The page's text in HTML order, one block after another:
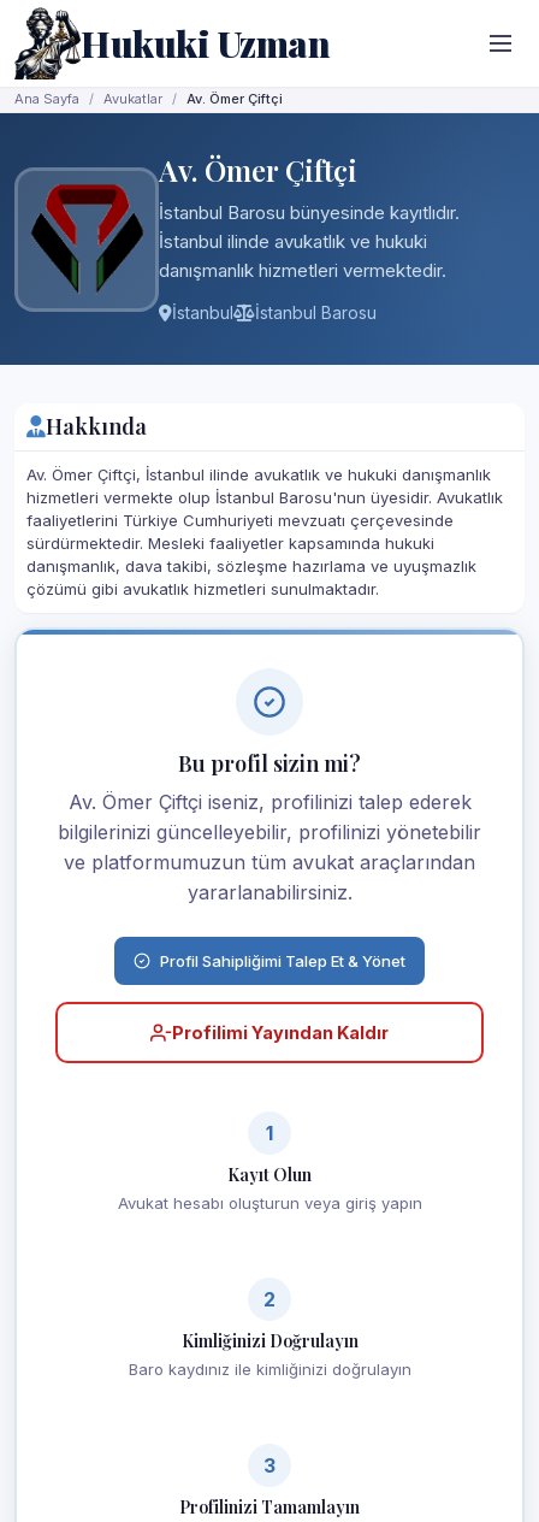
Hukuki Uzman
Ana Sayfa Avukatlar Av. Ömer Çiftçi
Av. Ömer Çiftçi
İstanbul Barosu bünyesinde kayıtlıdır.
İstanbul ilinde avukatlık ve hukuki
danışmanlık hizmetleri vermektedir.
İstanbul İstanbul Barosu
Hakkında
Av. Ömer Çiftçi, İstanbul ilinde avukatlık ve hukuki danışmanlık
hizmetleri vermekte olup İstanbul Barosu'nun üyesidir. Avukatlık
faaliyetlerini Türkiye Cumhuriyeti mevzuatı çerçevesinde
sürdürmektedir. Mesleki faaliyetler kapsamında hukuki
danışmanlık, dava takibi, sözleşme hazırlama ve uyuşmazlık
çözümü gibi avukatlık hizmetleri sunulmaktadır.
Bu profil sizin mi?
Av. Ömer Çiftçi iseniz, profilinizi talep ederek
bilgilerinizi güncelleyebilir, profilinizi yönetebilir
ve platformumuzun tüm avukat araçlarından
yararlanabilirsiniz.
Profil Sahipliğimi Talep Et & Yönet
Profilimi Yayından Kaldır
1
Kayıt Olun
Avukat hesabı oluşturun veya giriş yapın
2
Kimliğinizi Doğrulayın
Baro kaydınız ile kimliğinizi doğrulayın
3
Profilinizi Tamamlayın